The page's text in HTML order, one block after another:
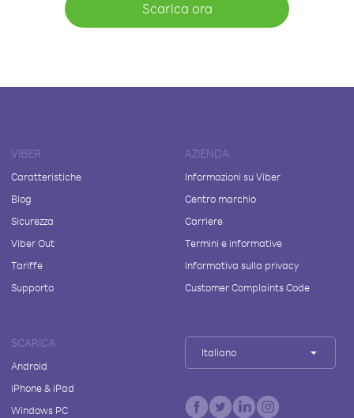
Scarica ora
VIBER
Caratteristiche
Blog
Sicurezza
Viber Out
Tariffe
Supporto
AZIENDA
Informazioni su Viber
Centro marchio
Carriere
Termini e informative
Informativa sulla privacy
Customer Complaints Code
SCARICA
Android
iPhone & iPad
Windows PC
Italiano